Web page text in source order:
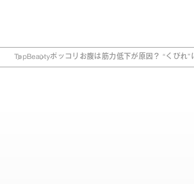
TopBeautyポッコリお腹は筋力低下が原因？ “くびれ”